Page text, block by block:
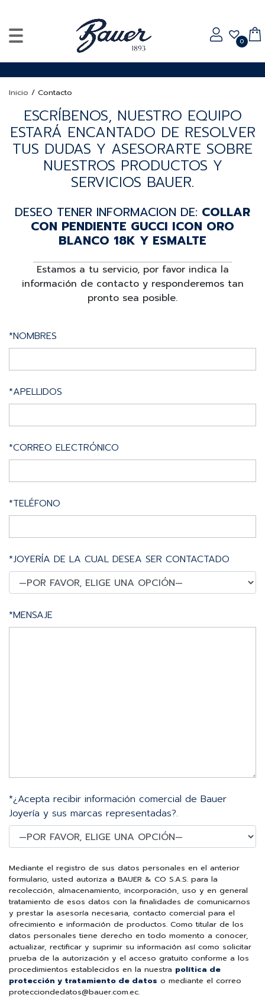
0
Inicio / Contacto
ESCRÍBENOS, NUESTRO EQUIPO
ESTARÁ ENCANTADO DE RESOLVER
TUS DUDAS Y ASESORARTE SOBRE
NUESTROS PRODUCTOS Y
SERVICIOS BAUER.
DESEO TENER INFORMACION DE: COLLAR
CON PENDIENTE GUCCI ICON ORO
BLANCO 18K Y ESMALTE
Estamos a tu servicio, por favor indica la
información de contacto y responderemos tan
pronto sea posible.
*NOMBRES
*APELLIDOS
*CORREO ELECTRÓNICO
*TELÉFONO
*JOYERÍA DE LA CUAL DESEA SER CONTACTADO
*MENSAJE
*¿Acepta recibir información comercial de Bauer
Joyería y sus marcas representadas?.
Mediante el registro de sus datos personales en el anterior
formulario, usted autoriza a BAUER & CO S.A.S. para la
recolección, almacenamiento, incorporación, uso y en general
tratamiento de esos datos con la finalidades de comunicarnos
y prestar la asesoría necesaria, contacto comercial para el
ofrecimiento e información de productos. Como titular de los
datos personales tiene derecho en todo momento a conocer,
actualizar, rectificar y suprimir su información así como solicitar
prueba de la autorización y el acceso gratuito conforme a los
procedimientos establecidos en la nuestra política de
protección y tratamiento de datos o mediante el correo
protecciondedatos@bauer.com.ec.